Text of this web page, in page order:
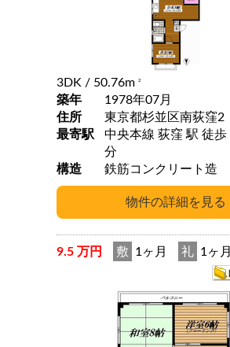
3DK / 50.76m 2
築年
1978年07月
住所
東京都杉並区南荻窪2
最寄駅
中央本線 荻窪 駅 徒歩 13
分
構造
鉄筋コンクリート造
9.5 万円 敷 1ヶ月 礼 1ヶ月